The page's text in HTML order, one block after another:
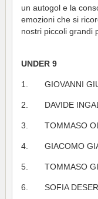
un autogol e la
emozioni che si
nostri piccoli grandi
UNDER 9
1. GIOVANNI
2. DAVIDE
3. TOMMASO
4. GIACOMO
5. TOMMASO
6. SOFIA